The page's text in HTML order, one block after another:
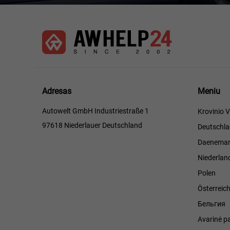
Adresas
Autowelt GmbH Industriestraße 1
97618 Niederlauer Deutschland
Meniu
Meniu
Krovinio
Polen
Österreich
Бельгия
Avarinė